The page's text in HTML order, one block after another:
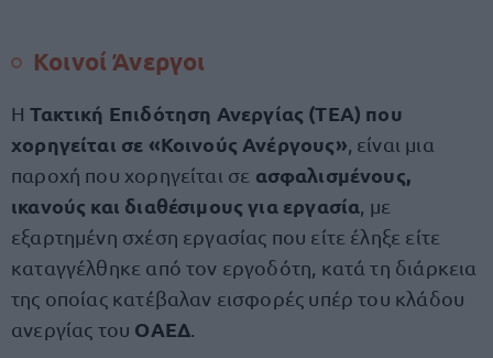
Κοινοί Άνεργοι
Η Τακτική Επιδότηση Ανεργίας (ΤΕΑ) που
χορηγείται σε «Κοινούς Ανέργους» , είναι μια
παροχή που χορηγείται σε ασφαλισμένους,
ικανούς και διαθέσιμους για εργασία , με
εξαρτημένη σχέση εργασίας που είτε έληξε είτε
καταγγέλθηκε από τον εργοδότη, κατά τη διάρκεια
της οποίας κατέβαλαν εισφορές υπέρ του κλάδου
ανεργίας του ΟΑΕΔ